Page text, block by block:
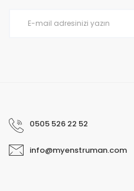
0505 526 22 52
info@myenstruman.com